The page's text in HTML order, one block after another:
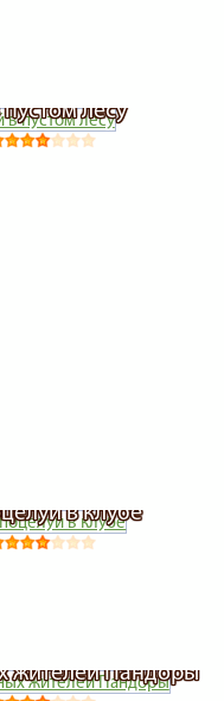
лесу
в клубе
жителей Пандоры